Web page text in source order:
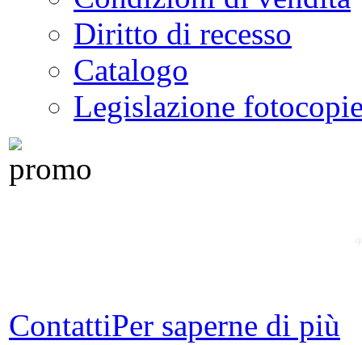
Diritto di recesso
Catalogo
Legislazione
ContattiPer saperne di più